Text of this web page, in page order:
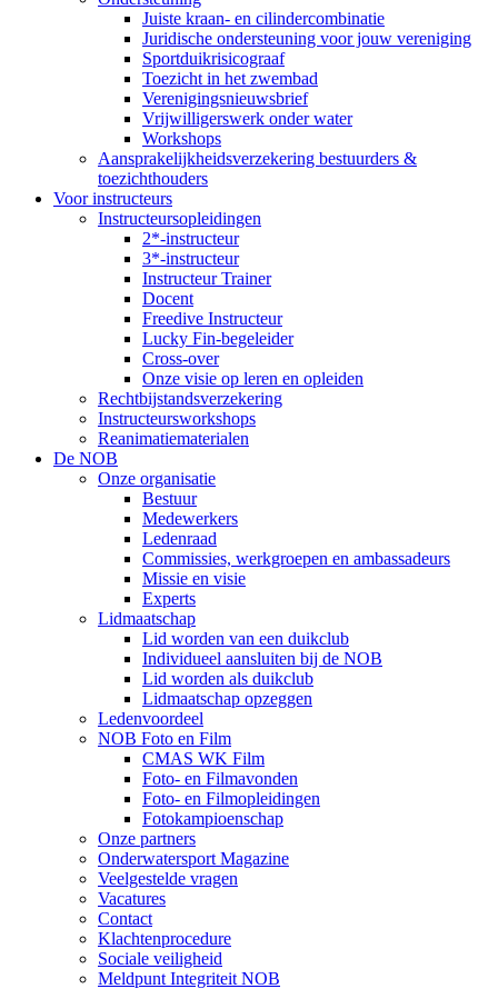
Juiste kraan- en cilindercombinatie
Juridische ondersteuning voor jouw vereniging
Sportduikrisicograaf
Toezicht in het zwembad
Verenigingsnieuwsbrief
Vrijwilligerswerk onder water
Workshops
Aansprakelijkheidsverzekering bestuurders &
toezichthouders
Voor instructeurs
Instructeursopleidingen
2*-instructeur
3*-instructeur
Instructeur Trainer
Docent
Freedive Instructeur
Lucky Fin-begeleider
Cross-over
Onze visie op leren en opleiden
Rechtbijstandsverzekering
Instructeursworkshops
Reanimatiematerialen
De NOB
Onze organisatie
Bestuur
Medewerkers
Ledenraad
Commissies, werkgroepen en ambassadeurs
Missie en visie
Experts
Lidmaatschap
Lid worden van een duikclub
Individueel aansluiten bij de NOB
Lid worden als duikclub
Lidmaatschap opzeggen
Ledenvoordeel
NOB Foto en Film
CMAS WK Film
Foto- en Filmavonden
Foto- en Filmopleidingen
Fotokampioenschap
Onze partners
Onderwatersport Magazine
Veelgestelde vragen
Vacatures
Contact
Klachtenprocedure
Sociale veiligheid
Meldpunt Integriteit NOB